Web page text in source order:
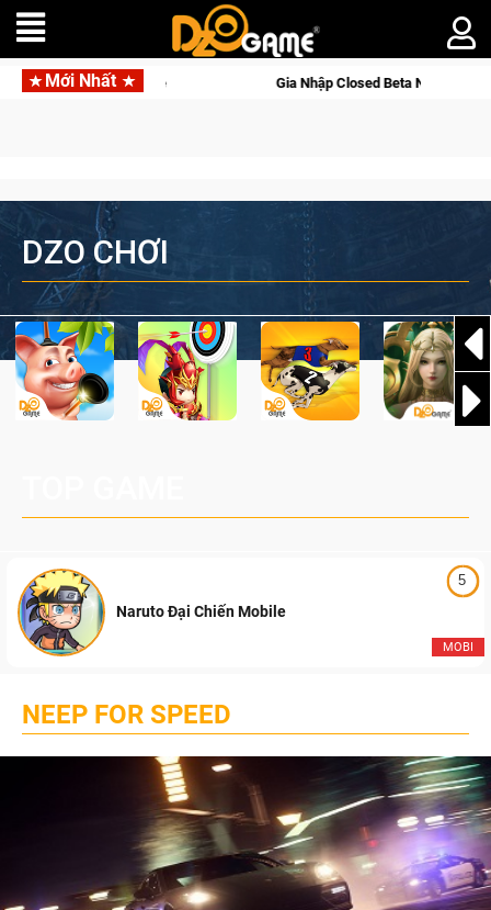
Mới Nhất
Palworld Online Gia Nhập Closed Beta Norse Saga: Cửu
DZO CHƠI
5
MOBI
Naruto Đại Chiến Mobile
NEEP FOR SPEED